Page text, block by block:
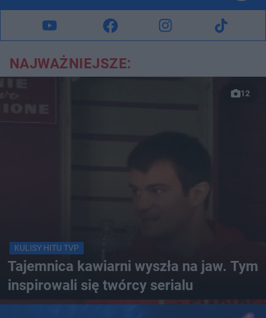
NAJWAŻNIEJSZE:
12
KULISY HITU TVP
Tajemnica kawiarni wyszła na jaw. Tym
inspirowali się twórcy serialu